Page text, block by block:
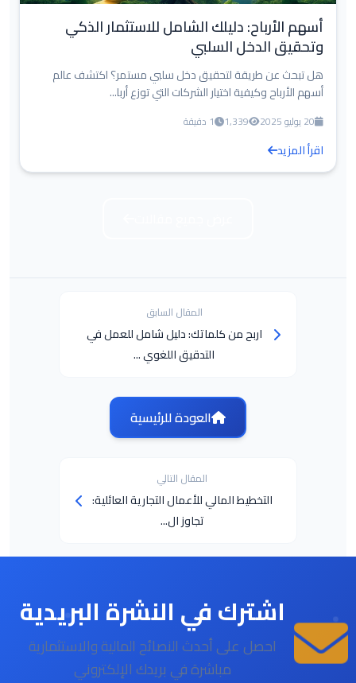
أسهم الأرباح: دليلك الشامل للاستثمار الذكي
وتحقيق الدخل السلبي
هل تبحث عن طريقة لتحقيق دخل سلبي مستمر؟ اكتشف عالم
أسهم الأرباح وكيفية اختيار الشركات التي توزع أربا...
20 يوليو 2025 1,339 1 دقيقة
اقرأ المزيد
المقال السابق
اربح من كلماتك: دليل شامل للعمل في
التدقيق اللغوي ...
العودة للرئيسية
المقال التالي
التخطيط المالي للأعمال التجارية العائلية:
تجاوز ال...
اشترك في النشرة البريدية
احصل على أحدث النصائح المالية والاستثمارية
مباشرة في بريدك الإلكتروني